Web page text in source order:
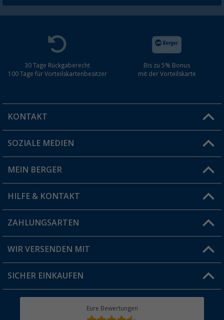
30 Tage Rückgaberecht
100 Tage für Vorteilskartenbesitzer
Bis zu 5% Bonus
mit der Vorteilskarte
KONTAKT
Du hast eine Frage?
Filiale finden
SOZIALE MEDIEN
MEIN BERGER
Vorteilskarte
Blog
Jobs & Karriere
HILFE & KONTAKT
FAQ & Kontakt
Versandinformationen
Rücksendung
ZAHLUNGSARTEN
WIR VERSENDEN MIT
SICHER EINKAUFEN
Eure Bewertungen